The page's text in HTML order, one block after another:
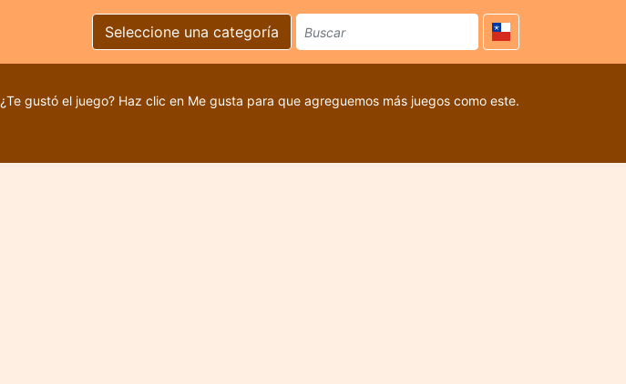
Seleccione una categoría
¿Te gustó el juego? Haz clic en Me gusta para que agreguemos más juegos como este.